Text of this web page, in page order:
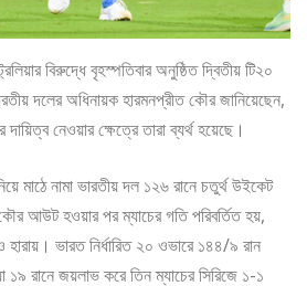
বিরুদ্ধে বৃহস্পতিবার অনুষ্ঠিত দ্বিতীয় টি২০
দলের অধিনায়ক হারমনপ্রীত কৌর জানিয়েছেন,
নেওয়ার ক্ষেত্রে তারা ব্যর্থ হয়েছে।
মাঠে নামা ভারতীয় দল ১২৬ রানে চতুর্থ উইকেট
আউট হওয়ার পর ম্যাচের গতি পরিবর্তিত হয়,
ভারত নির্ধারিত ২০ ওভারে ১৪৪/৯ রান
রানে জয়লাভ করে তিন ম্যাচের সিরিজে ১-১